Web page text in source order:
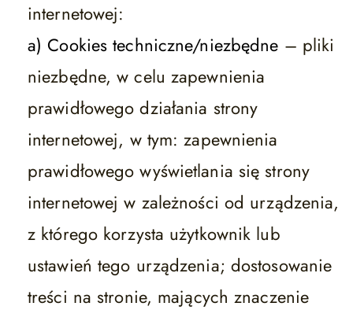
internetowej:
a) Cookies techniczne/niezbędne – pliki
niezbędne, w celu zapewnienia
prawidłowego działania strony
internetowej, w tym: zapewnienia
prawidłowego wyświetlania się strony
internetowej w zależności od urządzenia,
z którego korzysta użytkownik lub
ustawień tego urządzenia; dostosowanie
treści na stronie, mających znaczenie